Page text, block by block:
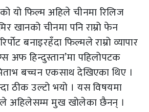
यो फिल्म अहिले चीनमा रिलिज
खानको चीनमा पनि राम्रो फेन
बनाइरहँदा फिल्मले राम्रो व्यापार
अफ हिन्दुस्तान’मा पहिलोपटक
बच्चन एकसाथ देखिएका थिए ।
ठीक उल्टो भयो । यस विषयमा
अहिलेसम्म मुख खोलेका छैनन् ।